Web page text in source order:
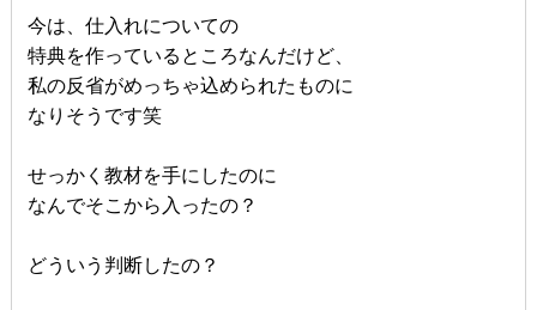
今は、仕入れについての
特典を作っているところなんだけど、
私の反省がめっちゃ込められたものに
なりそうです笑
せっかく教材を手にしたのに
なんでそこから入ったの？
どういう判断したの？